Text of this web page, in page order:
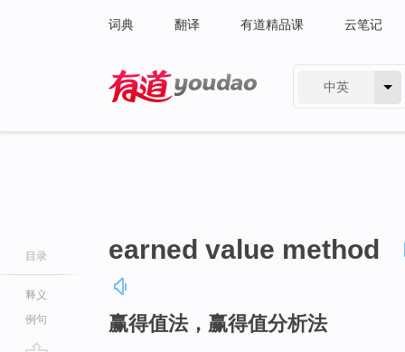
词典 翻译 有道精品课 云笔记
中英
目录
释义
例句
earned value method
赢得值法，赢得值分析法